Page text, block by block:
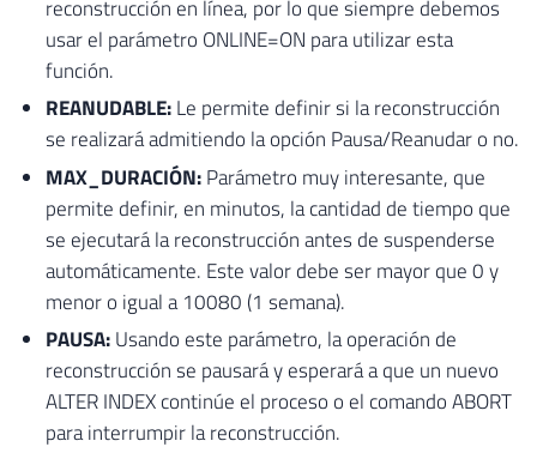
reconstrucción en línea, por lo que siempre debemos
usar el parámetro ONLINE=ON para utilizar esta
función.
REANUDABLE:Le permite definir si la reconstrucción
se realizará admitiendo la opción Pausa/Reanudar o no.
MAX_DURACIÓN:Parámetro muy interesante, que
permite definir, en minutos, la cantidad de tiempo que
se ejecutará la reconstrucción antes de suspenderse
automáticamente. Este valor debe ser mayor que 0 y
menor o igual a 10080 (1 semana).
PAUSA:Usando este parámetro, la operación de
reconstrucción se pausará y esperará a que un nuevo
ALTER INDEX continúe el proceso o el comando ABORT
para interrumpir la reconstrucción.